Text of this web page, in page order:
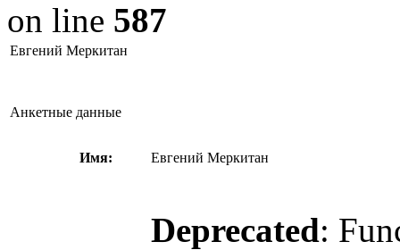
on line 587
Евгений Меркитан
Анкетные данные
Имя: Евгений Меркитан
Deprecated: